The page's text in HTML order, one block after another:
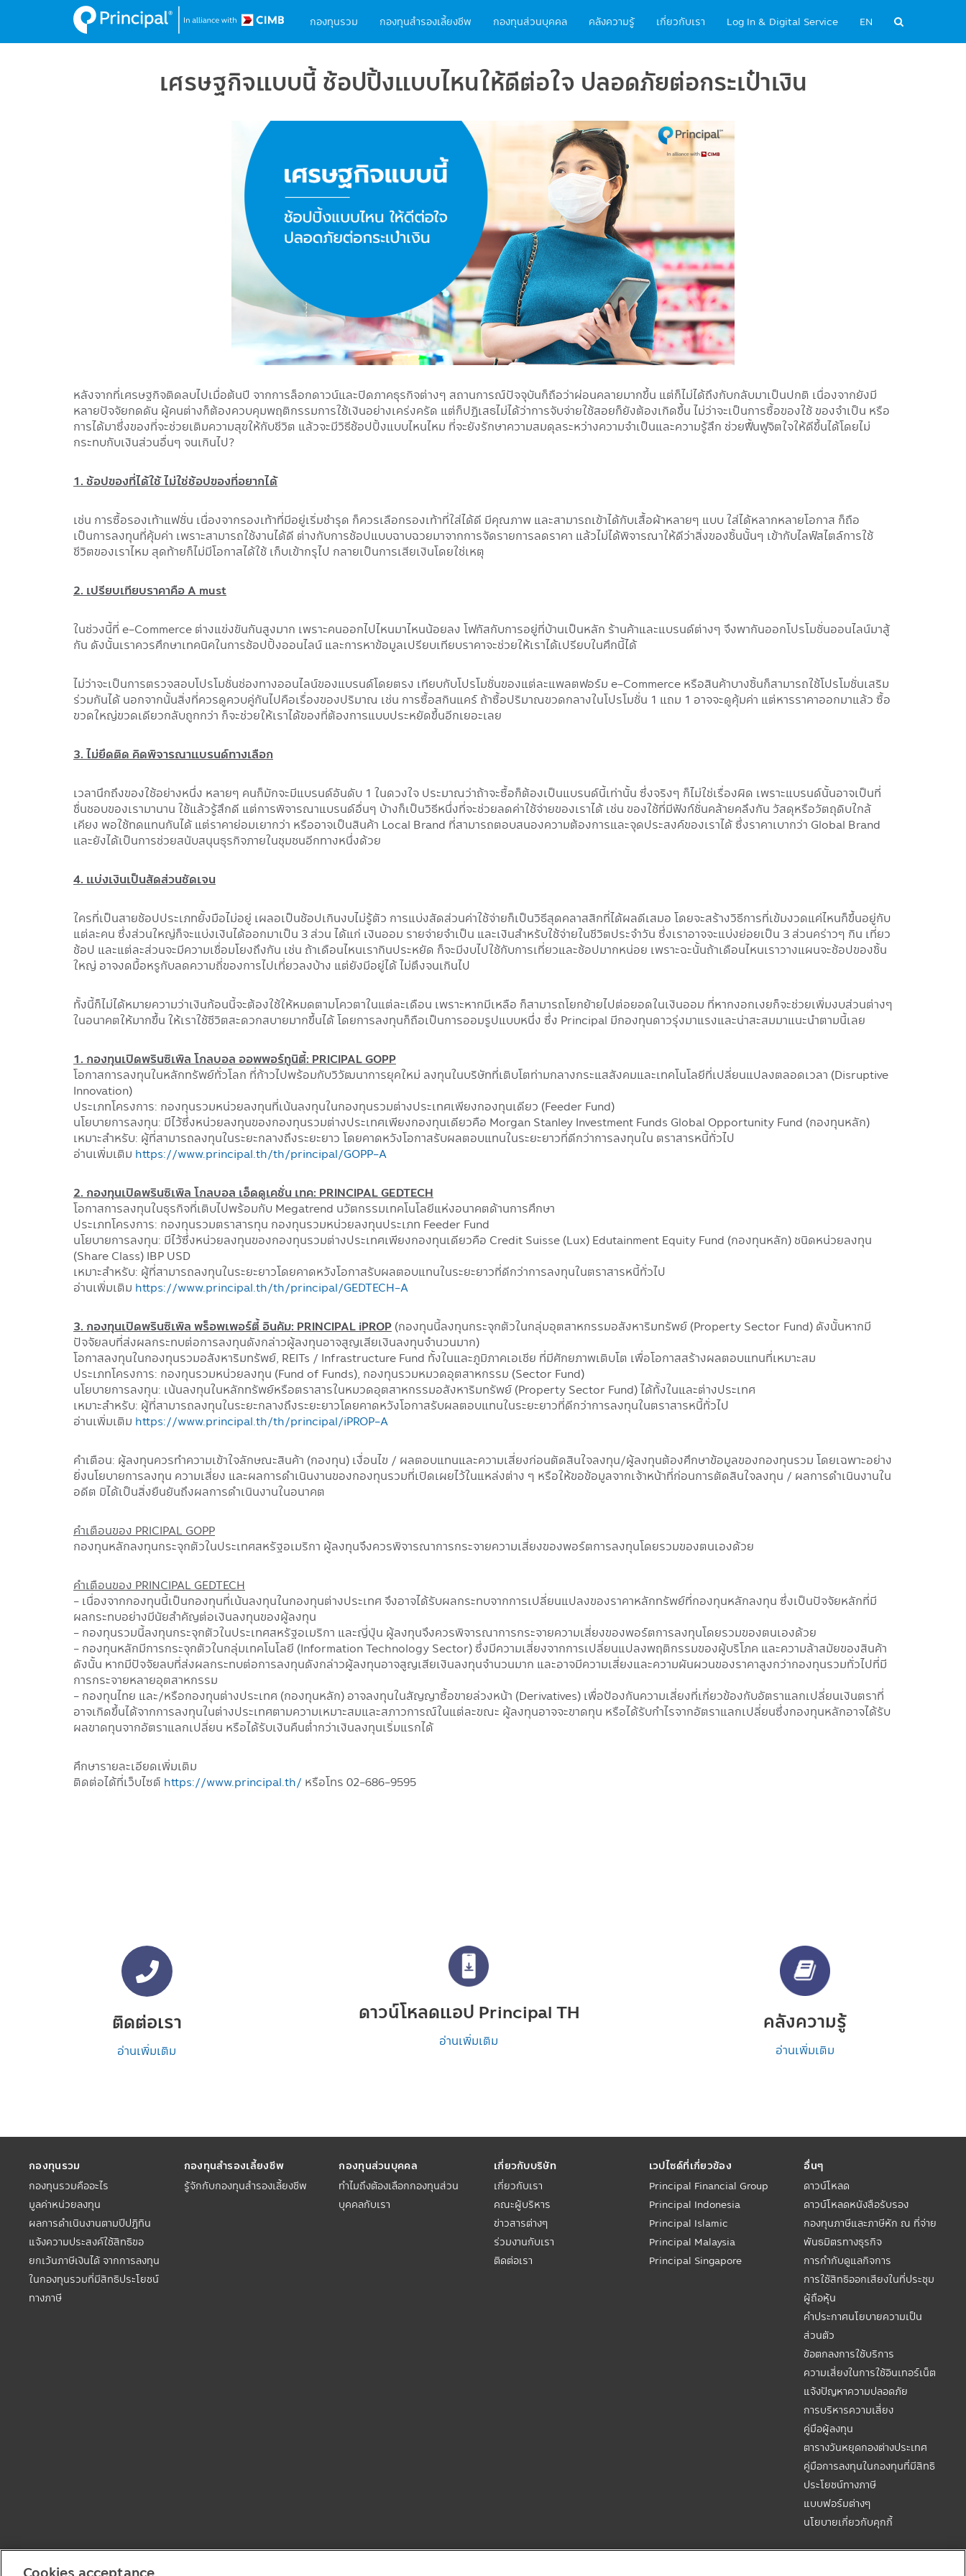
main
EN
Main
navigation
กองทุนรวม กองทุนสำรองเลี้ยงชีพ กองทุนส่วนบุคคล คลังความรู้ เกี่ยวกับเรา Log In & Digital Service
เศรษฐกิจแบบนี้ ช้อปปิ้งแบบไหนให้ดีต่อใจ ปลอดภัยต่อกระเป๋าเงิน
หลังจากที่เศรษฐกิจติดลบไปเมื่อต้นปี จากการล็อกดาวน์และปิดภาคธุรกิจต่างๆ สถานการณ์ปัจจุบันก็ถือว่าผ่อนคลายมากขึ้น แต่ก็ไม่ได้ถึงกับกลับมาเป็นปกติ เนื่องจากยังมี
หลายปัจจัยกดดัน ผู้คนต่างก็ต้องควบคุมพฤติกรรมการใช้เงินอย่างเคร่งครัด แต่ก็ปฏิเสธไม่ได้ว่าการจับจ่ายใช้สอยก็ยังต้องเกิดขึ้น ไม่ว่าจะเป็นการซื้อของใช้ ของจำเป็น หรือ
การได้มาซึ่งของที่จะช่วยเติมความสุขให้กับชีวิต แล้วจะมีวิธีช้อปปิ้งแบบไหนไหม ที่จะยังรักษาความสมดุลระหว่างความจำเป็นและความรู้สึก ช่วยฟื้นฟูจิตใจให้ดีขึ้นได้โดยไม่
กระทบกับเงินส่วนอื่นๆ จนเกินไป?
1. ช้อปของที่ได้ใช้ ไม่ใช่ช้อปของที่อยากได้
เช่น การซื้อรองเท้าแฟชั่น เนื่องจากรองเท้าที่มีอยู่เริ่มชำรุด ก็ควรเลือกรองเท้าที่ใส่ได้ดี มีคุณภาพ และสามารถเข้าได้กับเสื้อผ้าหลายๆ แบบ ใส่ได้หลากหลายโอกาส ก็ถือ
เป็นการลงทุนที่คุ้มค่า เพราะสามารถใช้งานได้ดี ต่างกับการช้อปแบบฉาบฉวยมาจากการจัดรายการลดราคา แล้วไม่ได้พิจารณาให้ดีว่าสิ่งของชิ้นนั้นๆ เข้ากับไลฟ์สไตล์การใช้
ชีวิตของเราไหม สุดท้ายก็ไม่มีโอกาสได้ใช้ เก็บเข้ากรุไป กลายเป็นการเสียเงินโดยใช่เหตุ
2. เปรียบเทียบราคาคือ A must
ในช่วงนี้ที่ e-Commerce ต่างแข่งขันกันสูงมาก เพราะคนออกไปไหนมาไหนน้อยลง โฟกัสกับการอยู่ที่บ้านเป็นหลัก ร้านค้าและแบรนด์ต่างๆ จึงพากันออกโปรโมชั่นออนไลน์มาสู้
กัน ดังนั้นเราควรศึกษาเทคนิคในการช้อปปิ้งออนไลน์ และการหาข้อมูลเปรียบเทียบราคาจะช่วยให้เราได้เปรียบในศึกนี้ได้
ไม่ว่าจะเป็นการตรวจสอบโปรโมชั่นช่องทางออนไลน์ของแบรนด์โดยตรง เทียบกับโปรโมชั่นของแต่ละแพลตฟอร์ม e-Commerce หรือสินค้าบางชิ้นก็สามารถใช้โปรโมชั่นเสริม
ร่วมกันได้ นอกจากนั้นสิ่งที่ควรดูควบคู่กันไปคือเรื่องของปริมาณ เช่น การซื้อสกินแคร์ ถ้าซื้อปริมาณขวดกลางในโปรโมชั่น 1 แถม 1 อาจจะดูคุ้มค่า แต่หารราคาออกมาแล้ว ซื้อ
ขวดใหญ่ขวดเดียวกลับถูกกว่า ก็จะช่วยให้เราได้ของที่ต้องการแบบประหยัดขึ้นอีกเยอะเลย
3. ไม่ยึดติด คิดพิจารณาแบรนด์ทางเลือก
เวลานึกถึงของใช้อย่างหนึ่ง หลายๆ คนก็มักจะมีแบรนด์อันดับ 1 ในดวงใจ ประมาณว่าถ้าจะซื้อก็ต้องเป็นแบรนด์นี้เท่านั้น ซึ่งจริงๆ ก็ไม่ใช่เรื่องผิด เพราะแบรนด์นั้นอาจเป็นที่
ชื่นชอบของเรามานาน ใช้แล้วรู้สึกดี แต่การพิจารณาแบรนด์อื่นๆ บ้างก็เป็นวิธีหนึ่งที่จะช่วยลดค่าใช้จ่ายของเราได้ เช่น ของใช้ที่มีฟังก์ชั่นคล้ายคลึงกัน วัสดุหรือวัตถุดิบใกล้
เคียง พอใช้ทดแทนกันได้ แต่ราคาย่อมเยากว่า หรืออาจเป็นสินค้า Local Brand ที่สามารถตอบสนองความต้องการและจุดประสงค์ของเราได้ ซึ่งราคาเบากว่า Global Brand
และยังได้เป็นการช่วยสนับสนุนธุรกิจภายในชุมชนอีกทางหนึ่งด้วย
4. แบ่งเงินเป็นสัดส่วนชัดเจน
ใครที่เป็นสายช้อปประเภทยั้งมือไม่อยู่ เผลอเป็นช้อปเกินงบไม่รู้ตัว การแบ่งสัดส่วนค่าใช้จ่ายก็เป็นวิธีสุดคลาสสิกที่ได้ผลดีเสมอ โดยจะสร้างวิธีการที่เข้มงวดแค่ไหนก็ขึ้นอยู่กับ
แต่ละคน ซึ่งส่วนใหญ่ก็จะแบ่งเงินได้ออกมาเป็น 3 ส่วน ได้แก่ เงินออม รายจ่ายจำเป็น และเงินสำหรับใช้จ่ายในชีวิตประจำวัน ซึ่งเราอาจจะแบ่งย่อยเป็น 3 ส่วนคร่าวๆ กิน เที่ยว
ช้อป และแต่ละส่วนจะมีความเชื่อมโยงถึงกัน เช่น ถ้าเดือนไหนเรากินประหยัด ก็จะมีงบไปใช้กับการเที่ยวและช้อปมากหน่อย เพราะฉะนั้นถ้าเดือนไหนเราวางแผนจะช้อปของชิ้น
ใหญ่ อาจงดมื้อหรูกับลดความถี่ของการไปเที่ยวลงบ้าง แต่ยังมีอยู่ได้ ไม่ตึงจนเกินไป
ทั้งนี้ก็ไม่ได้หมายความว่าเงินก้อนนี้จะต้องใช้ให้หมดตามโควตาในแต่ละเดือน เพราะหากมีเหลือ ก็สามารถโยกย้ายไปต่อยอดในเงินออม ที่หากงอกเงยก็จะช่วยเพิ่มงบส่วนต่างๆ
ในอนาคตให้มากขึ้น ให้เราใช้ชีวิตสะดวกสบายมากขึ้นได้ โดยการลงทุนก็ถือเป็นการออมรูปแบบหนึ่ง ซึ่ง Principal มีกองทุนดาวรุ่งมาแรงและน่าสะสมมาแนะนำตามนี้เลย
1. กองทุนเปิดพรินซิเพิล โกลบอล ออพพอร์ทูนิตี้: PRICIPAL GOPP
โอกาสการลงทุนในหลักทรัพย์ทั่วโลก ที่ก้าวไปพร้อมกับวิวัฒนาการยุคใหม่ ลงทุนในบริษัทที่เติบโตท่ามกลางกระแสสังคมและเทคโนโลยีที่เปลี่ยนแปลงตลอดเวลา (Disruptive
Innovation)
ประเภทโครงการ: กองทุนรวมหน่วยลงทุนที่เน้นลงทุนในกองทุนรวมต่างประเทศเพียงกองทุนเดียว (Feeder Fund)
นโยบายการลงทุน: มีไว้ซึ่งหน่วยลงทุนของกองทุนรวมต่างประเทศเพียงกองทุนเดียวคือ Morgan Stanley Investment Funds Global Opportunity Fund (กองทุนหลัก)
เหมาะสำหรับ: ผู้ที่สามารถลงทุนในระยะกลางถึงระยะยาว โดยคาดหวังโอกาสรับผลตอบแทนในระยะยาวที่ดีกว่าการลงทุนใน ตราสารหนี้ทั่วไป
อ่านเพิ่มเติม https://www.principal.th/th/principal/GOPP-A
2. กองทุนเปิดพรินซิเพิล โกลบอล เอ็ดดูเคชั่น เทค: PRINCIPAL GEDTECH
โอกาสการลงทุนในธุรกิจที่เติบไปพร้อมกับ Megatrend นวัตกรรมเทคโนโลยีแห่งอนาคตด้านการศึกษา
ประเภทโครงการ: กองทุนรวมตราสารทุน กองทุนรวมหน่วยลงทุนประเภท Feeder Fund
นโยบายการลงทุน: มีไว้ซึ่งหน่วยลงทุนของกองทุนรวมต่างประเทศเพียงกองทุนเดียวคือ Credit Suisse (Lux) Edutainment Equity Fund (กองทุนหลัก) ชนิดหน่วยลงทุน
(Share Class) IBP USD
เหมาะสำหรับ: ผู้ที่สามารถลงทุนในระยะยาวโดยคาดหวังโอกาสรับผลตอบแทนในระยะยาวที่ดีกว่าการลงทุนในตราสารหนี้ทั่วไป
อ่านเพิ่มเติม https://www.principal.th/th/principal/GEDTECH-A
3. กองทุนเปิดพรินซิเพิล พร็อพเพอร์ตี้ อินคัม: PRINCIPAL iPROP (กองทุนนี้ลงทุนกระจุกตัวในกลุ่มอุตสาหกรรมอสังหาริมทรัพย์ (Property Sector Fund) ดังนั้นหากมี
ปัจจัยลบที่ส่งผลกระทบต่อการลงทุนดังกล่าวผู้ลงทุนอาจสูญเสียเงินลงทุนจำนวนมาก)
โอกาสลงทุนในกองทุนรวมอสังหาริมทรัพย์, REITs / Infrastructure Fund ทั้งในและภูมิภาคเอเชีย ที่มีศักยภาพเติบโต เพื่อโอกาสสร้างผลตอบแทนที่เหมาะสม
ประเภทโครงการ: กองทุนรวมหน่วยลงทุน (Fund of Funds), กองทุนรวมหมวดอุตสาหกรรม (Sector Fund)
นโยบายการลงทุน: เน้นลงทุนในหลักทรัพย์หรือตราสารในหมวดอุตสาหกรรมอสังหาริมทรัพย์ (Property Sector Fund) ได้ทั้งในและต่างประเทศ
เหมาะสำหรับ: ผู้ที่สามารถลงทุนในระยะกลางถึงระยะยาวโดยคาดหวังโอกาสรับผลตอบแทนในระยะยาวที่ดีกว่าการลงทุนในตราสารหนี้ทั่วไป
อ่านเพิ่มเติม https://www.principal.th/th/principal/iPROP-A
คำเตือน: ผู้ลงทุนควรทำความเข้าใจลักษณะสินค้า (กองทุน) เงื่อนไข / ผลตอบแทนและความเสี่ยงก่อนตัดสินใจลงทุน/ผู้ลงทุนต้องศึกษาข้อมูลของกองทุนรวม โดยเฉพาะอย่าง
ยิ่งนโยบายการลงทุน ความเสี่ยง และผลการดำเนินงานของกองทุนรวมที่เปิดเผยไว้ในแหล่งต่าง ๆ หรือให้ขอข้อมูลจากเจ้าหน้าที่ก่อนการตัดสินใจลงทุน / ผลการดำเนินงานใน
อดีต มิได้เป็นสิ่งยืนยันถึงผลการดำเนินงานในอนาคต
คำเตือนของ PRICIPAL GOPP
กองทุนหลักลงทุนกระจุกตัวในประเทศสหรัฐอเมริกา ผู้ลงทุนจึงควรพิจารณาการกระจายความเสี่ยงของพอร์ตการลงทุนโดยรวมของตนเองด้วย
คำเตือนของ PRINCIPAL GEDTECH
- เนื่องจากกองทุนนี้เป็นกองทุนที่เน้นลงทุนในกองทุนต่างประเทศ จึงอาจได้รับผลกระทบจากการเปลี่ยนแปลงของราคาหลักทรัพย์ที่กองทุนหลักลงทุน ซึ่งเป็นปัจจัยหลักที่มี
ผลกระทบอย่างมีนัยสำคัญต่อเงินลงทุนของผู้ลงทุน
- กองทุนรวมนี้ลงทุนกระจุกตัวในประเทศสหรัฐอเมริกา และญี่ปุ่น ผู้ลงทุนจึงควรพิจารณาการกระจายความเสี่ยงของพอร์ตการลงทุนโดยรวมของตนเองด้วย
- กองทุนหลักมีการกระจุกตัวในกลุ่มเทคโนโลยี (Information Technology Sector) ซึ่งมีความเสี่ยงจากการเปลี่ยนแปลงพฤติกรรมของผู้บริโภค และความล้าสมัยของสินค้า
ดังนั้น หากมีปัจจัยลบที่ส่งผลกระทบต่อการลงทุนดังกล่าวผู้ลงทุนอาจสูญเสียเงินลงทุนจำนวนมาก และอาจมีความเสี่ยงและความผันผวนของราคาสูงกว่ากองทุนรวมทั่วไปที่มี
การกระจายหลายอุตสาหกรรม
- กองทุนไทย และ/หรือกองทุนต่างประเทศ (กองทุนหลัก) อาจลงทุนในสัญญาซื้อขายล่วงหน้า (Derivatives) เพื่อป้องกันความเสี่ยงที่เกี่ยวข้องกับอัตราแลกเปลี่ยนเงินตราที่
อาจเกิดขึ้นได้จากการลงทุนในต่างประเทศตามความเหมาะสมและสภาวการณ์ในแต่ละขณะ ผู้ลงทุนอาจจะขาดทุน หรือได้รับกำไรจากอัตราแลกเปลี่ยนซึ่งกองทุนหลักอาจได้รับ
ผลขาดทุนจากอัตราแลกเปลี่ยน หรือได้รับเงินคืนต่ำกว่าเงินลงทุนเริ่มแรกได้
ศึกษารายละเอียดเพิ่มเติม
ติดต่อได้ที่เว็บไซต์ https://www.principal.th/ หรือโทร 02-686-9595
ติดต่อเรา
อ่านเพิ่มเติม
ดาวน์โหลดแอป Principal TH
อ่านเพิ่มเติม
คลังความรู้
อ่านเพิ่มเติม
กองทุนรวม
กองทุนรวมคืออะไร
มูลค่าหน่วยลงทุน
ผลการดำเนินงานตามปีปฏิทิน
แจ้งความประสงค์ใช้สิทธิขอ
ยกเว้นภาษีเงินได้ จากการลงทุน
ในกองทุนรวมที่มีสิทธิประโยชน์
ทางภาษี
กองทุนสำรองเลี้ยงชีพ
รู้จักกับกองทุนสำรองเลี้ยงชีพ
กองทุนส่วนบุคคล
ทำไมถึงต้องเลือกกองทุนส่วน
บุคคลกับเรา
เกี่ยวกับบริษัท
เกี่ยวกับเรา
คณะผู้บริหาร
ข่าวสารต่างๆ
ร่วมงานกับเรา
ติดต่อเรา
เวปไซด์ที่เกี่ยวข้อง
Principal Financial Group
Principal Indonesia
Principal Islamic
Principal Malaysia
Principal Singapore
อื่นๆ
ดาวน์โหลด
ดาวน์โหลดหนังสือรับรอง
กองทุนภาษีและภาษีหัก ณ ที่จ่าย
พันธมิตรทางธุรกิจ
การกำกับดูแลกิจการ
การใช้สิทธิออกเสียงในที่ประชุม
ผู้ถือหุ้น
คำประกาศนโยบายความเป็น
ส่วนตัว
ข้อตกลงการใช้บริการ
ความเสี่ยงในการใช้อินเทอร์เน็ต
แจ้งปัญหาความปลอดภัย
การบริหารความเสี่ยง
คู่มือผู้ลงทุน
ตารางวันหยุดกองต่างประเทศ
คู่มือการลงทุนในกองทุนที่มีสิทธิ
ประโยชน์ทางภาษี
แบบฟอร์มต่างๆ
นโยบายเกี่ยวกับคุกกี้